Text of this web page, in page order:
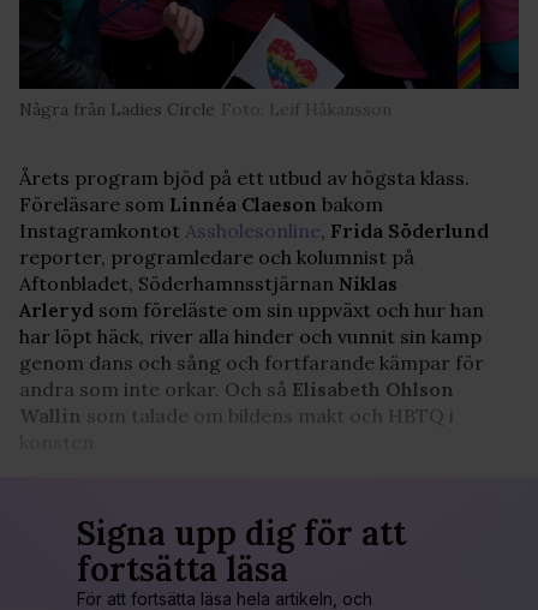
Några från Ladies Circle Foto: Leif Håkansson
Årets program bjöd på ett utbud av högsta klass.
Föreläsare som Linnéa Claeson bakom
Instagramkontot Assholesonline, Frida Söderlund
reporter, programledare och kolumnist på
Aftonbladet, Söderhamnsstjärnan Niklas
Arleryd som föreläste om sin uppväxt och hur han
har löpt häck, river alla hinder och vunnit sin kamp
genom dans och sång och fortfarande kämpar för
andra som inte orkar. Och så Elisabeth Ohlson
Wallin som talade om bildens makt och HBTQ i
Signa upp dig för att
fortsätta läsa
För att fortsätta läsa hela artikeln, och